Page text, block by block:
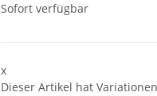
Sofort verfügbar
x
Dieser Artikel hat